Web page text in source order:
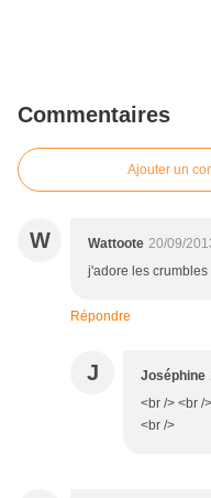
Commentaires
Ajouter un
W Wattoote 20/09/
j'adore les
Répondre
J Joséphine
<br /> <br /
<br />